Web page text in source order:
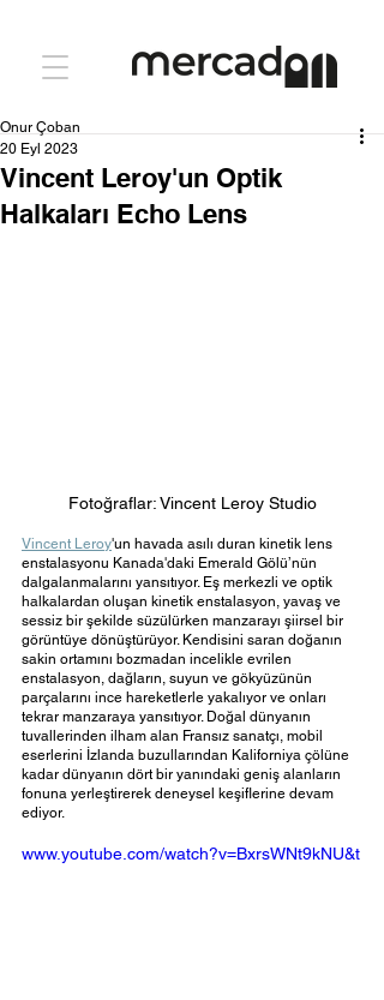
Vincent Leroy'un Optik
Halkaları Echo Lens
Onur Çoban
20 Eyl 2023
Fotoğraflar: Vincent Leroy Studio
Vincent Leroy'un havada asılı duran kinetik lens
enstalasyonu Kanada'daki Emerald Gölü’nün
dalgalanmalarını yansıtıyor. Eş merkezli ve optik
halkalardan oluşan kinetik enstalasyon, yavaş ve
sessiz bir şekilde süzülürken manzarayı şiirsel bir
görüntüye dönüştürüyor. Kendisini saran doğanın
sakin ortamını bozmadan incelikle evrilen
enstalasyon, dağların, suyun ve gökyüzünün
parçalarını ince hareketlerle yakalıyor ve onları
tekrar manzaraya yansıtıyor. Doğal dünyanın
tuvallerinden ilham alan Fransız sanatçı, mobil
eserlerini İzlanda buzullarından Kaliforniya çölüne
kadar dünyanın dört bir yanındaki geniş alanların
fonuna yerleştirerek deneysel keşiflerine devam
ediyor.
www.youtube.com/watch?v=BxrsWNt9kNU&t